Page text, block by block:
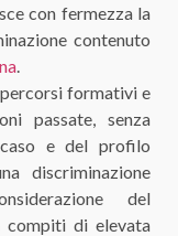
con fermezza la
contenuto
.
formativi e
passate, senza
caso e del profilo
discriminazione
del
compiti di elevata